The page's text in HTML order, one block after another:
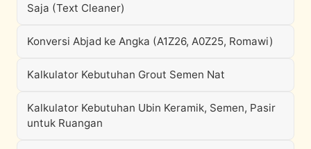
Saja (Text Cleaner)
Konversi Abjad ke Angka (A1Z26, A0Z25, Romawi)
Kalkulator Kebutuhan Grout Semen Nat
Kalkulator Kebutuhan Ubin Keramik, Semen, Pasir
untuk Ruangan